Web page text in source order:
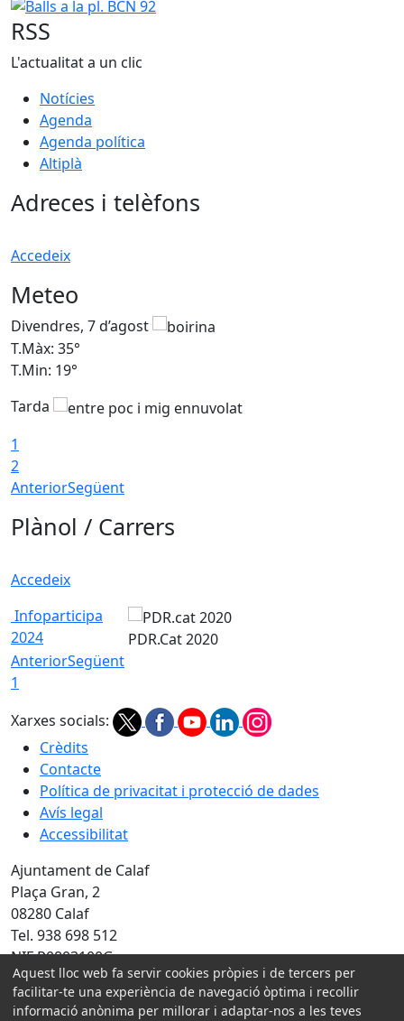
RSS
L'actualitat a un clic
Notícies
Agenda
Agenda política
Altiplà
Adreces i telèfons
Accedeix
Meteo
Divendres, 7 d’agost
T.Màx: 35°
T.Min: 19°
Tarda
1
2
AnteriorSegüent
Plànol / Carrers
Accedeix
Infoparticipa
2024
PDR.Cat 2020
AnteriorSegüent
1
Xarxes socials:
Crèdits
Contacte
Política de privacitat i protecció de dades
Avís legal
Accessibilitat
Ajuntament de Calaf
Plaça Gran, 2
08280 Calaf
Tel. 938 698 512
NIF P0803100G
Amb la col·laboració de:
Aquest lloc web fa servir cookies pròpies i de tercers per
facilitar-te una experiència de navegació òptima i recollir
informació anònima per millorar i adaptar-nos a les teves